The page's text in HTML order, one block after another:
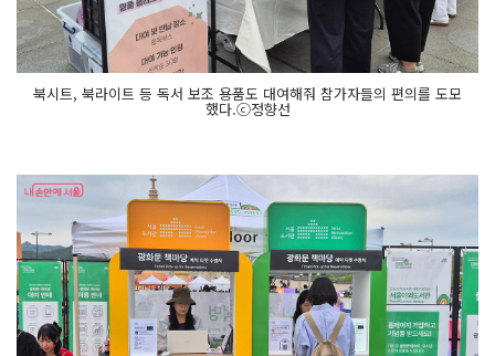
북시트, 북라이트 등 독서 보조 용품도 대여해줘 참가자들의 편의를 도모
했다.ⓒ정향선